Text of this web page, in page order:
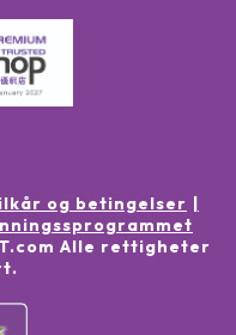
og betingelser
Alle rettigheter
.